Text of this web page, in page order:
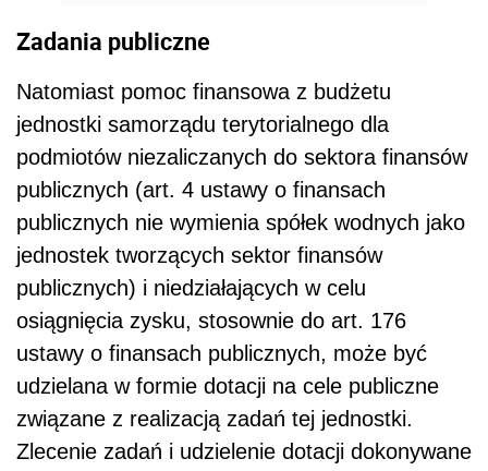
Zadania publiczne
Natomiast pomoc finansowa z budżetu
jednostki samorządu terytorialnego dla
podmiotów niezaliczanych do sektora finansów
publicznych (art. 4 ustawy o finansach
publicznych nie wymienia spółek wodnych jako
jednostek tworzących sektor finansów
publicznych) i niedziałających w celu
osiągnięcia zysku, stosownie do art. 176
ustawy o finansach publicznych, może być
udzielana w formie dotacji na cele publiczne
związane z realizacją zadań tej jednostki.
Zlecenie zadań i udzielenie dotacji dokonywane